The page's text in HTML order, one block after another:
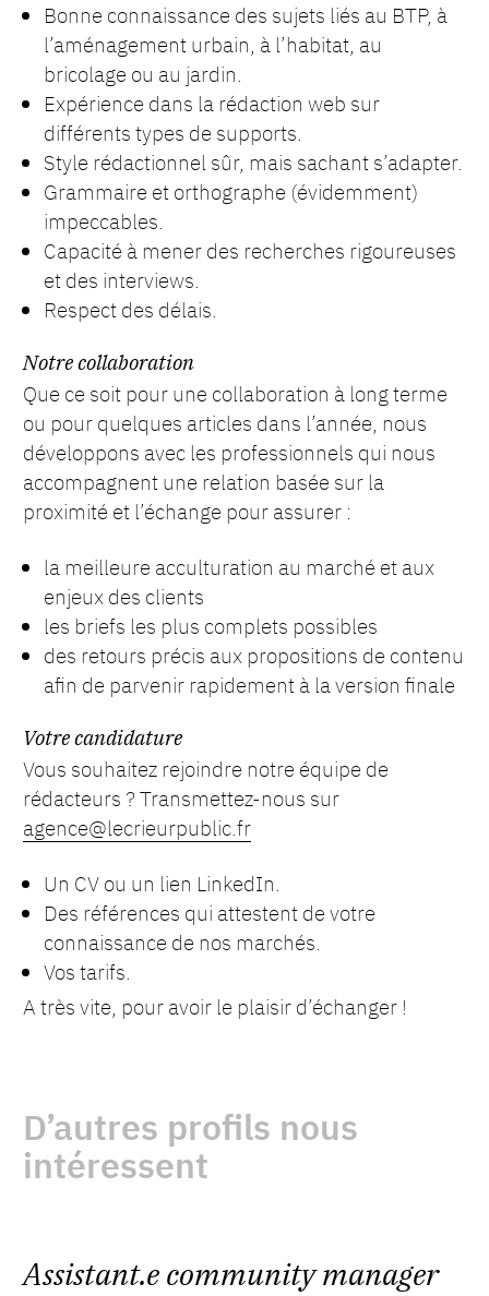
Bonne connaissance des sujets liés au BTP, à
l’aménagement urbain, à l’habitat, au
bricolage ou au jardin.
Expérience dans la rédaction web sur
différents types de supports.
Style rédactionnel sûr, mais sachant s’adapter.
Grammaire et orthographe (évidemment)
impeccables.
Capacité à mener des recherches rigoureuses
et des interviews.
Respect des délais.
Notre collaboration
Que ce soit pour une collaboration à long terme
ou pour quelques articles dans l’année, nous
développons avec les professionnels qui nous
accompagnent une relation basée sur la
proximité et l’échange pour assurer :
la meilleure acculturation au marché et aux
enjeux des clients
les briefs les plus complets possibles
des retours précis aux propositions de contenu
afin de parvenir rapidement à la version finale
Votre candidature
Vous souhaitez rejoindre notre équipe de
rédacteurs ? Transmettez-nous sur
agence@lecrieurpublic.fr
Un CV ou un lien LinkedIn.
Des références qui attestent de votre
connaissance de nos marchés.
Vos tarifs.
A très vite, pour avoir le plaisir d’échanger !
D’autres profils nous
intéressent
Assistant.e community manager